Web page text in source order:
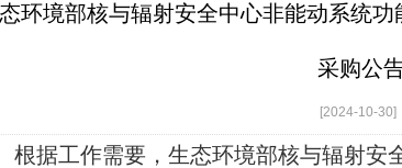
环境部核与辐射安全中心非能动系统
采购公
[2024-10-30]
根据工作需要，生态环境部核与辐射安